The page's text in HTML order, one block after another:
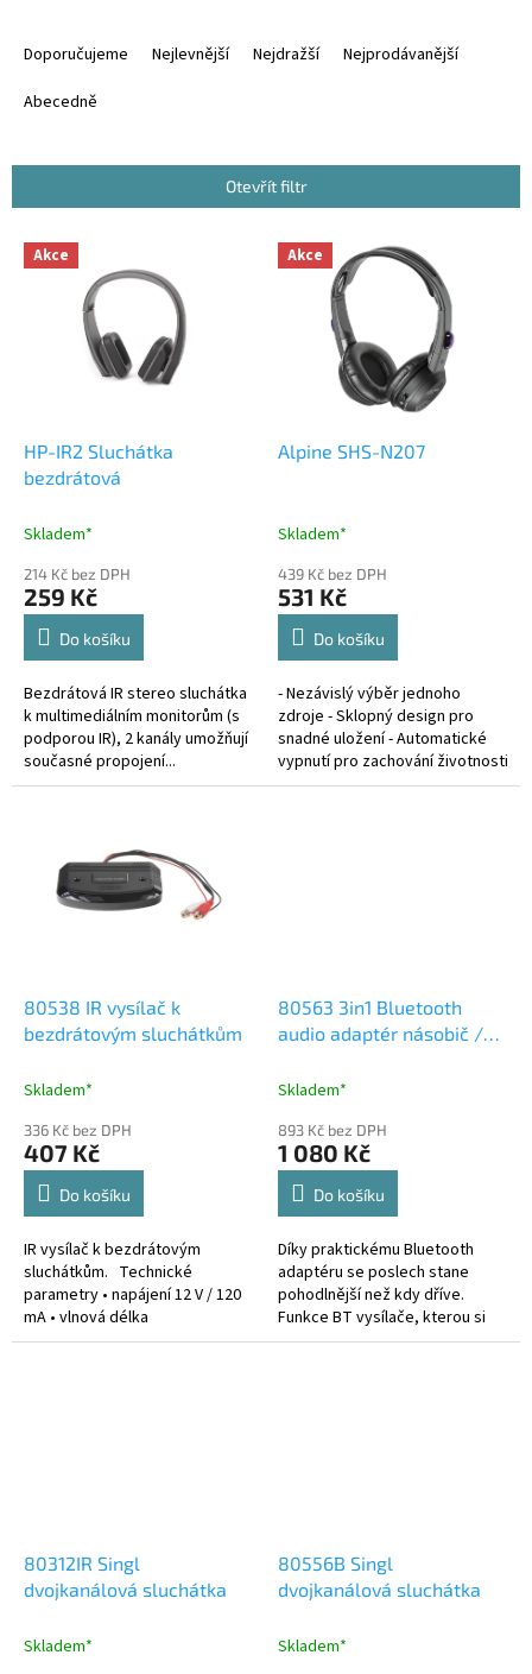
r
Doporučujeme Nejlevnější Nejdražší
Nejprodávanější
Abecedně
Otevřít filtr
V Akce
HP-IR2 Sluchátka
bezdrátová
Skladem*
214 Kč bez DPH
259 Kč
Do košíku
Bezdrátová IR stereo sluchátka
k multimediálním monitorům (s
podporou IR), 2 kanály umožňují
současné propojení...
Akce
Alpine SHS-N207
Skladem*
439 Kč bez DPH
531 Kč
Do košíku
- Nezávislý výběr jednoho
zdroje - Sklopný design pro
snadné uložení - Automatické
vypnutí pro zachování životnosti
baterie - Design vhodný pro děti
80538 IR vysílač k
bezdrátovým sluchátkům
Skladem*
336 Kč bez DPH
407 Kč
Do košíku
IR vysílač k bezdrátovým
sluchátkům. Technické
parametry • napájení 12 V / 120
mA • vlnová délka
infračerveného světla 850 nm •
80563 3in1 Bluetooth
audio adaptér násobič /
Skladem*
893 Kč bez DPH
1 080 Kč
Do košíku
Díky praktickému Bluetooth
adaptéru se poslech stane
pohodlnější než kdy dříve.
Funkce BT vysílače, kterou si
můžete vychutnat hudbu z
80312IR Singl
dvojkanálová sluchátka
Skladem*
80556B Singl
dvojkanálová sluchátka
Skladem*